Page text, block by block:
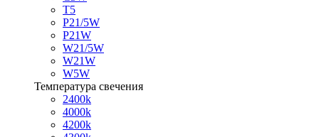
T5
P21/5W
P21W
W21/5W
W21W
W5W
Температура свечения
2400k
4000k
4200k